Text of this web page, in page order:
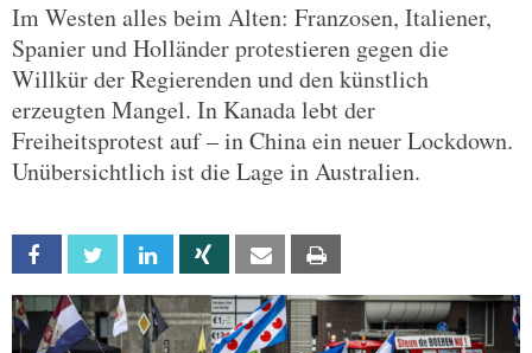
Im Westen alles beim Alten: Franzosen, Italiener,
Spanier und Holländer protestieren gegen die
Willkür der Regierenden und den künstlich
erzeugten Mangel. In Kanada lebt der
Freiheitsprotest auf – in China ein neuer Lockdown.
Unübersichtlich ist die Lage in Australien.
Facebook Twitter Linkedin Xing Email